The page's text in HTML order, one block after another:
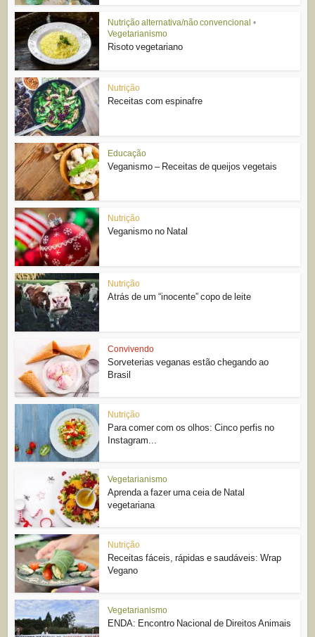
Nutrição alternativa/não convencional •
Vegetarianismo
Risoto vegetariano
Nutrição
Receitas com espinafre
Educação
Veganismo – Receitas de queijos vegetais
Nutrição
Veganismo no Natal
Nutrição
Atrás de um “inocente” copo de leite
Convivendo
Sorveterias veganas estão chegando ao
Brasil
Nutrição
Para comer com os olhos: Cinco perfis no
Instagram...
Vegetarianismo
Aprenda a fazer uma ceia de Natal
vegetariana
Nutrição
Receitas fáceis, rápidas e saudáveis: Wrap
Vegano
Vegetarianismo
ENDA: Encontro Nacional de Direitos Animais